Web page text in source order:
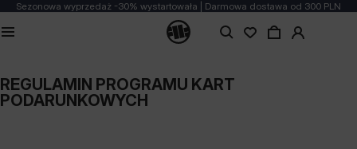
Sezonowa wyprzedaż -30% wystartowała | Darmowa dostawa od 300 PLN
REGULAMIN PROGRAMU KART
PODARUNKOWYCH